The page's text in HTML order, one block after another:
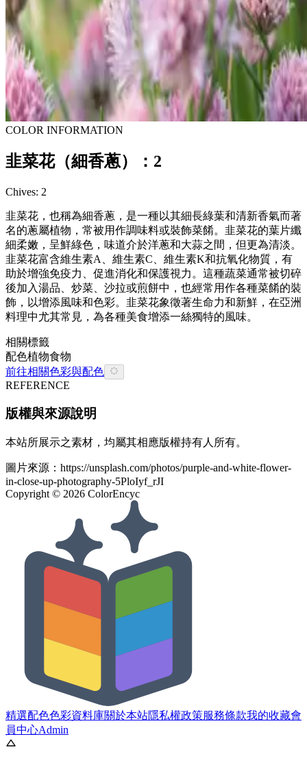
COLOR INFORMATION
韭菜花（細香蔥）：2
Chives: 2
韭菜花，也稱為細香蔥，是一種以其細長綠葉和清新香氣而著
名的蔥屬植物，常被用作調味料或裝飾菜餚。韭菜花的葉片纖
細柔嫩，呈鮮綠色，味道介於洋蔥和大蒜之間，但更為清淡。
韭菜花富含維生素A、維生素C、維生素K和抗氧化物質，有
助於增強免疫力、促進消化和保護視力。這種蔬菜通常被切碎
後加入湯品、炒菜、沙拉或煎餅中，也經常用作各種菜餚的裝
飾，以增添風味和色彩。韭菜花象徵著生命力和新鮮，在亞洲
料理中尤其常見，為各種美食增添一絲獨特的風味。
相關標籤
配色植物食物
前往相關色彩與配色
REFERENCE
版權與來源說明
本站所展示之素材，均屬其相應版權持有人所有。
圖片來源： https://unsplash.com/photos/purple-and-white-flower-
in-close-up-photography-5PloIyf_rJI
Copyright © 2026 ColorEncyc
精選配色色彩資料庫關於本站隱私權政策服務條款我的收藏會
員中心Admin